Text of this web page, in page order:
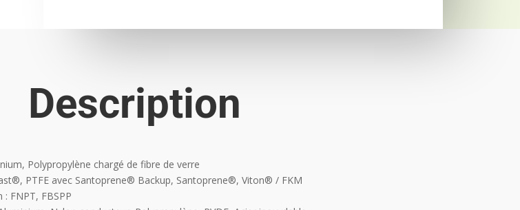
Description
Polypropylène chargé de fibre de verre
PTFE avec Santoprene® Backup, Santoprene®, Viton® / FKM
FNPT, FBSPP